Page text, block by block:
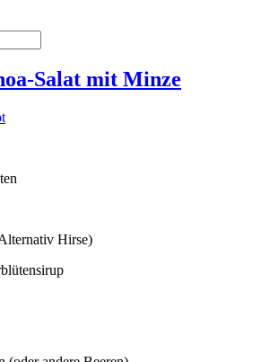
Salat mit Minze
Hirse)